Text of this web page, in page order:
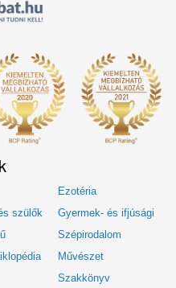
Ezotéria
szülők
Gyermek- és ifjúsági
Szépirodalom
Művészet
Szakkönyv